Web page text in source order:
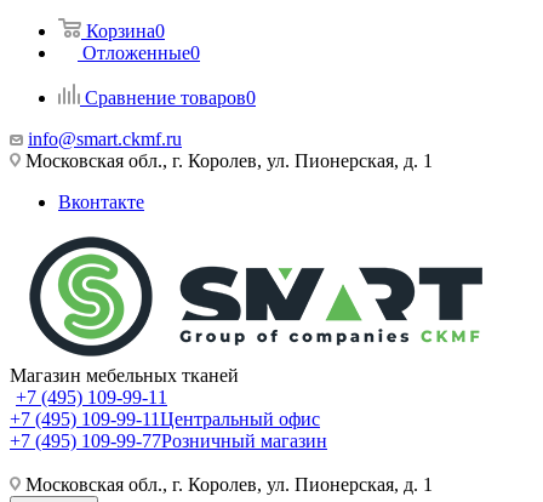
Корзина0
Отложенные0
Сравнение товаров0
info@smart.ckmf.ru
Московская обл., г. Королев, ул. Пионерская, д. 1
Вконтакте
Магазин мебельных тканей
+7 (495) 109-99-11
+7 (495) 109-99-11Центральный офис
+7 (495) 109-99-77Розничный магазин
Московская обл., г. Королев, ул. Пионерская, д. 1